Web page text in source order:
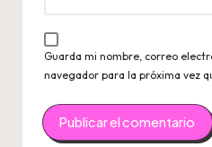
Guarda mi nombre, correo
navegador para la próxima vez